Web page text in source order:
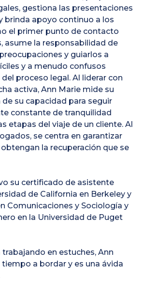
gestiona las presentaciones
brinda apoyo continuo a los
el primer punto de contacto
asume la responsabilidad de
y guiarlos a
y a menudo confusos
proceso legal. Al liderar con
activa, Ann Marie mide su
su capacidad para seguir
constante de tranquilidad
etapas del viaje de un cliente. Al
se centra en garantizar
la recuperación que se
su certificado de asistente
de California en Berkeley y
Comunicaciones y Sociología y
en la Universidad de Puget
en estuches, Ann
tiempo a bordar y es una ávida